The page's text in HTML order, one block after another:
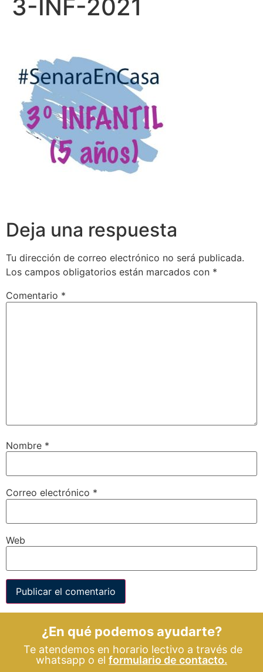
3-INF-2021
Deja una respuesta
Tu dirección de correo electrónico no será publicada.
Los campos obligatorios están marcados con *
Comentario *
Nombre *
Correo electrónico *
Web
¿En qué podemos ayudarte?
Te atendemos en horario lectivo a través de
whatsapp o el formulario de contacto.